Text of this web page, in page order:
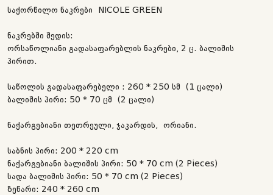
საქორწილო ნაკრები NICOLE GREEN
ნაკრებში შედის:
ორსაწოლიანი გადასაფარებლის ნაკრები, 2 ც. ბალიშის
პირით.
საწოლის გადასაფარებელი : 260 * 250 სმ (1 ცალი)
ბალიშის პირი: 50 * 70 ცმ (2 ცალი)
ნაქარგებიანი თეთრეული, ჯაკარდის, ორიანი.
საბნის პირი: 200 * 220 cm
ნაქარგებიანი ბალიშის პირი: 50 * 70 cm (2 Pieces)
სადა ბალიშის პირი: 50 * 70 cm (2 Pieces)
ზეწარი: 240 * 260 cm